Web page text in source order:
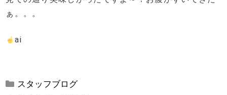
ぁ。。。
ai
カ
スタッフブログ